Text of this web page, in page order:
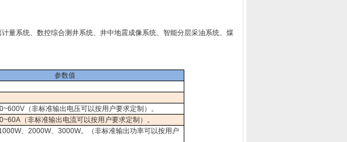
量系统、数控综合测井系统、井中地震成像系统、智能分层采油系统、煤
参数值
（非标准输出电压可以按用户要求定制）。
（非标准输出电流可以按用户要求定制）。
、 2000W、 3000W。
（非标准输出功率可以按用户